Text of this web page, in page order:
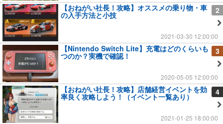
2
【おねがい社長！攻略】オススメの乗り物・車
の入手方法と小技
2021-03-30 12:00:00
3
【Nintendo Switch Lite】充電はどのくらいも
つのか？実機で確認！
2020-05-05 12:00:00
4
【おねがい社長！攻略】店舗経営イベントを効
率良く攻略しよう！（イベント一覧あり）
2021-01-25 18:00:00